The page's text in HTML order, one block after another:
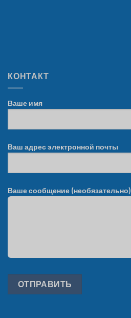
КОНТАКТ
Ваше имя
Ваш адрес электронной почты
Ваше сообщение (необязательно)